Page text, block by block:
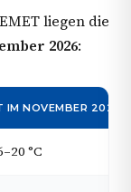
liegen die
2026:
IM NOVEMBER 2026
°C